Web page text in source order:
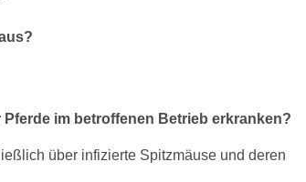
im betroffenen Betrieb erkranken?
über infizierte Spitzmäuse und deren